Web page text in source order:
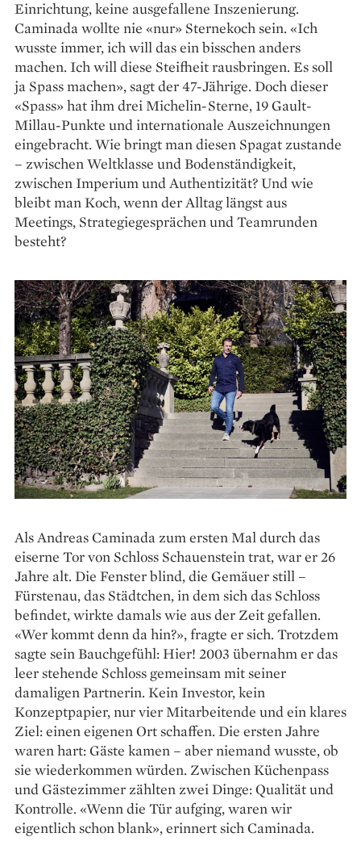
Einrichtung, keine ausgefallene ­Inszenierung.
Caminada wollte nie «nur» Sternekoch sein. «Ich
wusste immer, ich will das ein bisschen anders
machen. Ich will diese Steifheit rausbringen. Es soll
ja Spass machen», sagt der 47-Jährige. Doch dieser
«Spass» hat ihm drei Michelin-Sterne, 19 Gault-
Millau-Punkte und internationale Auszeichnungen
eingebracht. Wie bringt man diesen Spagat zustande
– zwischen Weltklasse und Bodenständigkeit,
zwischen Imperium und Authentizität? Und wie
bleibt man Koch, wenn der Alltag längst aus
Meetings, Strategiegesprächen und Teamrunden
besteht?
Als Andreas Caminada zum ersten Mal durch das
eiserne Tor von Schloss Schauenstein trat, war er 26
Jahre alt. Die Fenster blind, die Gemäuer still –
Fürstenau, das Städtchen, in dem sich das Schloss
befindet, wirkte damals wie aus der Zeit gefallen.
«Wer kommt denn da hin?», fragte er sich. Trotzdem
sagte sein Bauchgefühl: Hier! 2003 übernahm er das
leer stehende Schloss gemeinsam mit seiner
damaligen Partnerin. Kein Investor, kein
Konzeptpapier, nur vier Mitarbeitende und ein klares
Ziel: einen eigenen Ort schaffen. Die ersten Jahre
waren hart: Gäste kamen – aber niemand wusste, ob
sie wiederkommen würden. Zwischen Küchenpass
und Gästezimmer zählten zwei Dinge: Qualität und
Kontrolle. «Wenn die Tür aufging, waren wir
eigentlich schon blank», erinnert sich Caminada.